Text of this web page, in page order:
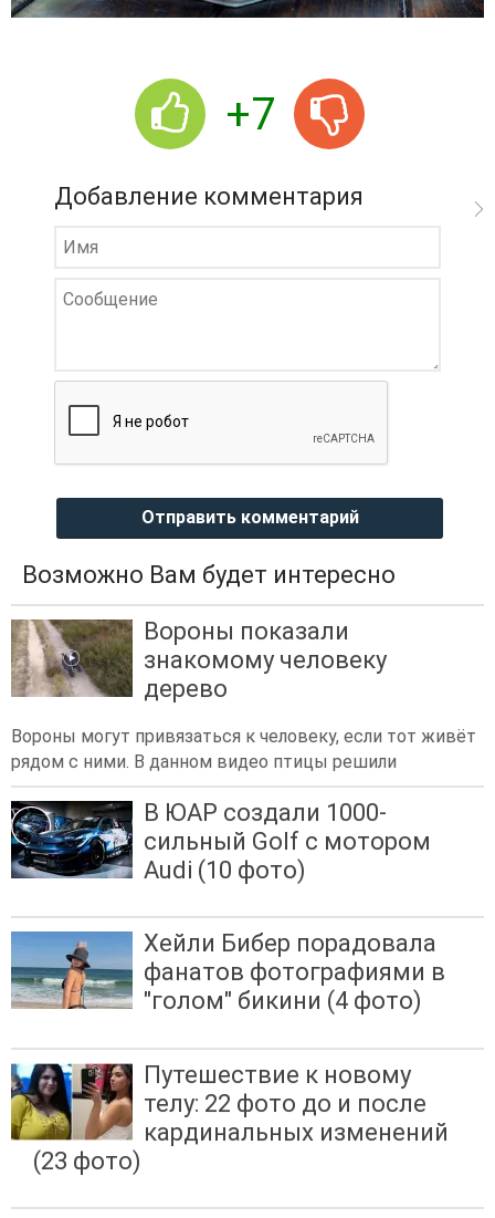
+7
Добавление комментария
Отправить комментарий
Возможно Вам будет интересно
Вороны показали
знакомому человеку
дерево
Вороны могут привязаться к человеку, если тот живёт
рядом с ними. В данном видео птицы решили
В ЮАР создали 1000-
сильный Golf с мотором
Audi (10 фото)
Хейли Бибер порадовала
фанатов фотографиями в
"голом" бикини (4 фото)
Путешествие к новому
телу: 22 фото до и после
кардинальных изменений
(23 фото)